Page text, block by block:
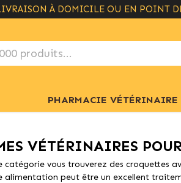
LIVRAISON GRATUITE À PARTIR
PHARMACIE VÉTÉRINAIRE
VÉTÉRINAIRES
catégorie vous trouverez des croquettes
alimentation peut être un excellent